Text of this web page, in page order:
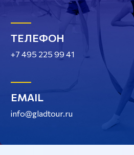
ТЕЛЕФОН
+7 495 225 99 41
EMAIL
info@gladtour.ru